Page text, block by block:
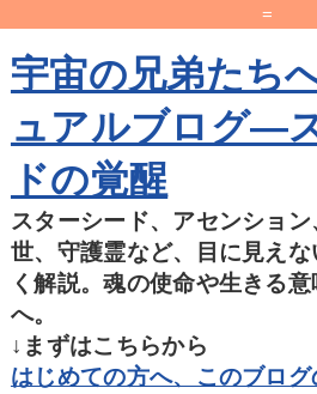
=
宇宙の兄弟たち
ュアルブログ―
ドの覚醒
スターシード、アセンショ
世、守護霊など、目に見え
く解説。魂の使命や生きる
へ。
↓まずはこちらから
はじめての方へ、このブロ